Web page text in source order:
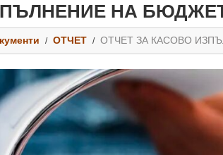
НА
ОТЧЕТ ОТЧЕТ ЗА КАСОВО